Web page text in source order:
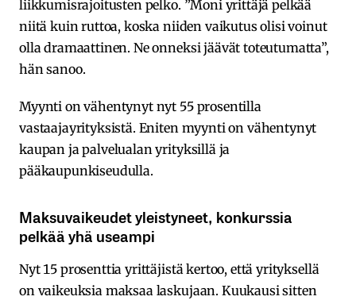
liikkumisrajoitusten pelko. ”Moni yrittäjä pelkää
niitä kuin ruttoa, koska niiden vaikutus olisi voinut
olla dramaattinen. Ne onneksi jäävät toteutumatta”,
hän sanoo.
Myynti on vähentynyt nyt 55 prosentilla
vastaajayrityksistä. Eniten myynti on vähentynyt
kaupan ja palvelualan yrityksillä ja
pääkaupunkiseudulla.
Maksuvaikeudet yleistyneet, konkurssia
pelkää yhä useampi
Nyt 15 prosenttia yrittäjistä kertoo, että yrityksellä
on vaikeuksia maksaa laskujaan. Kuukausi sitten